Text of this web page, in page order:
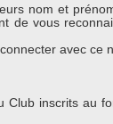
nom et
de vous
avec ce
inscrits au